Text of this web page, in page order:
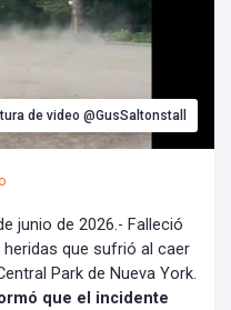
de video @GusSaltonstall
junio de 2026.- Falleció
que sufrió al caer
Park de Nueva York.
que el incidente